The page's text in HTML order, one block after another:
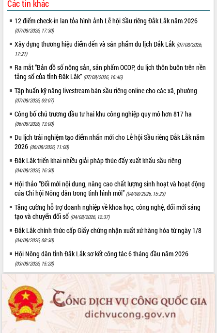
Các tin khác
12 điểm check-in lan tỏa hình ảnh Lễ hội Sầu riêng Đắk Lắk năm 2026
(07/08/2026, 17:30)
Xây dựng thương hiệu điểm đến và sản phẩm du lịch Đắk Lắk (07/08/2026,
17:21)
Ra mắt “Bản đồ số nông sản, sản phẩm OCOP, du lịch thôn buôn trên nền
tảng số của tỉnh Đắk Lắk” (07/08/2026, 16:46)
Tập huấn kỹ năng livestream bán sầu riêng online cho các xã, phường
(07/08/2026, 09:07)
Công bố chủ trương đầu tư hai khu công nghiệp quy mô hơn 817 ha
(06/08/2026, 13:00)
Du lịch trải nghiệm tạo điểm nhấn mới cho Lễ hội Sầu riêng Đắk Lắk năm
2026 (06/08/2026, 11:00)
Đắk Lắk triển khai nhiều giải pháp thúc đẩy xuất khẩu sầu riêng
(04/08/2026, 16:30)
Hội thảo “Đổi mới nội dung, nâng cao chất lượng sinh hoạt và hoạt động
của Chi hội Nông dân trong tình hình mới” (04/08/2026, 15:23)
Tăng cường hỗ trợ doanh nghiệp về khoa học, công nghệ, đổi mới sáng
tạo và chuyển đổi số (04/08/2026, 12:37)
Đắk Lắk chính thức cấp Giấy chứng nhận xuất xứ hàng hóa từ ngày 1/8
(04/08/2026, 08:30)
Hội Nông dân tỉnh Đắk Lắk sơ kết công tác 6 tháng đầu năm 2026
(03/08/2026, 15:28)